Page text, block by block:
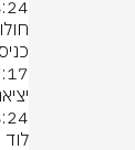
לוד